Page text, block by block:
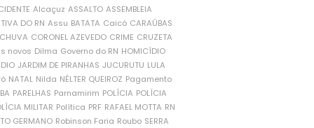
Alcaçuz ASSALTO ASSEMBLEIA
DO RN Assu BATATA Caicó CARAÚBAS
CORONEL AZEVEDO CRIME CRUZETA
novos Dilma Governo do RN HOMICÍDIO
JARDIM DE PIRANHAS JUCURUTU LULA
NATAL Nilda NÉLTER QUEIROZ Pagamento
PARELHAS Parnamirim POLÍCIA POLÍCIA
MILITAR Política PRF RAFAEL MOTTA RN
GERMANO Robinson Faria Roubo SERRA